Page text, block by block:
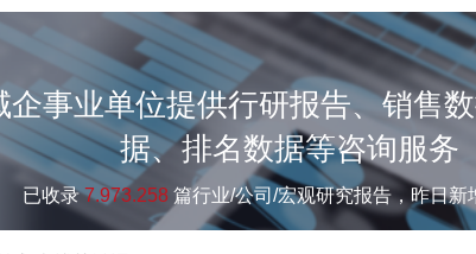
事业单位提供行研报告、销售
据、排名数据等咨询服务
已收录7.973.258 篇行业/公司/宏观研究报告，昨日新